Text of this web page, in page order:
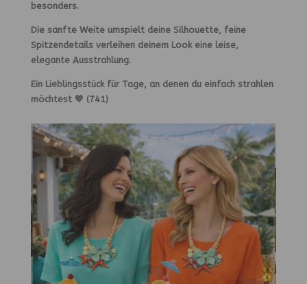
besonders.
Die sanfte Weite umspielt deine Silhouette, feine
Spitzendetails verleihen deinem Look eine leise,
elegante Ausstrahlung.
Ein Lieblingsstück für Tage, an denen du einfach strahlen
möchtest 💙 (741)